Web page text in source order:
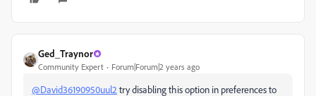
Ged_Traynor
Community Expert Forum|Forum|2 years ago
@David36190950uul2 try disabling this option in preferences to